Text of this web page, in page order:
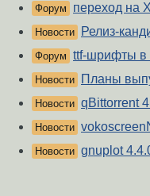
Форум переход на
Новости Релиз-
Форум ttf-шрифты в
Новости Планы
Новости qBittorrent
Новости
Новости gnuplot